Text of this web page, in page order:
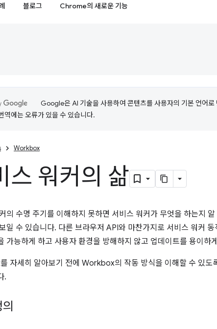
블로그 Chrome의 새로운 기능
Google은 AI 기술을 사용하여 콘텐츠를 사용자의 기본 언어로
역에는 오류가 있을 수 있습니다.
Workbox
스 워커의 삶
의 수명 주기를 이해하지 못하면 서비스 워커가 무엇을 하는지
일 수 있습니다. 다른 브라우저 API와 마찬가지로 서비스 워커
가능하게 하고 사용자 환경을 방해하지 않고 업데이트를 용이하
자세히 알아보기 전에 Workbox의 작동 방식을 이해할 수 있도
.